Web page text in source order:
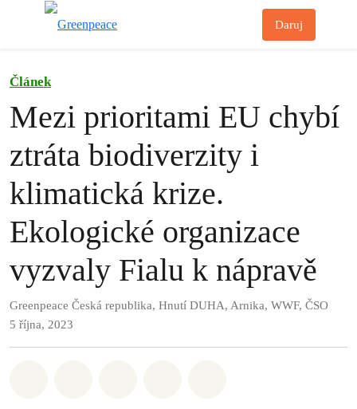
Daruj
Článek
Mezi prioritami EU chybí
ztráta biodiverzity i
klimatická krize.
Ekologické organizace
vyzvaly Fialu k nápravě
Greenpeace Česká republika, Hnutí DUHA, Arnika, WWF, ČSO
5 října, 2023